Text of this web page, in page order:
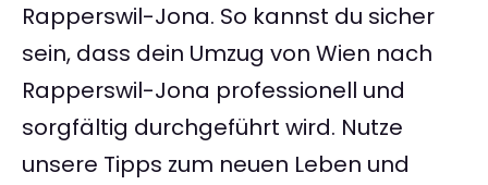
Rapperswil-Jona. So kannst du sicher
sein, dass dein Umzug von Wien nach
Rapperswil-Jona professionell und
sorgfältig durchgeführt wird. Nutze
unsere Tipps zum neuen Leben und